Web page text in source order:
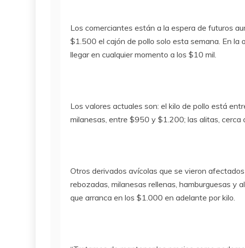
Los comerciantes están a la espera de futuros
$1.500 el cajón de pollo solo esta semana. En
llegar en cualquier momento a los $10 mil.
Los valores actuales son: el kilo de pollo está
milanesas, entre $950 y $1.200; las alitas, cerca
Otros derivados avícolas que se vieron
rebozadas, milanesas rellenas, hamburguesas y
que arranca en los $1.000 en adelante por kilo.